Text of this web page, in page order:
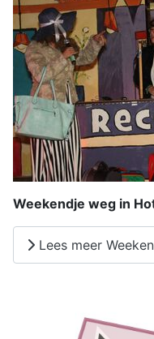
Weekendje weg in
Lees meer